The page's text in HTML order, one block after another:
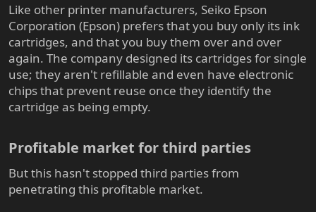
Like other printer manufacturers, Seiko Epson
Corporation (Epson) prefers that you buy only its ink
cartridges, and that you buy them over and over
again. The company designed its cartridges for single
use; they aren't refillable and even have electronic
chips that prevent reuse once they identify the
cartridge as being empty.
Profitable market for third parties​
But this hasn't stopped third parties from
penetrating this profitable market.